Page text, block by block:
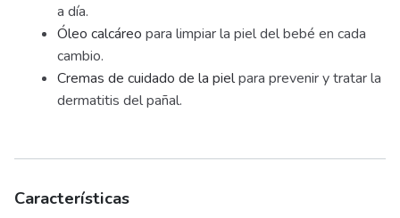
a día.
Óleo calcáreo para limpiar la piel del bebé en cada
cambio.
Cremas de cuidado de la pielpara prevenir y tratar la
dermatitis del pañal.
Características